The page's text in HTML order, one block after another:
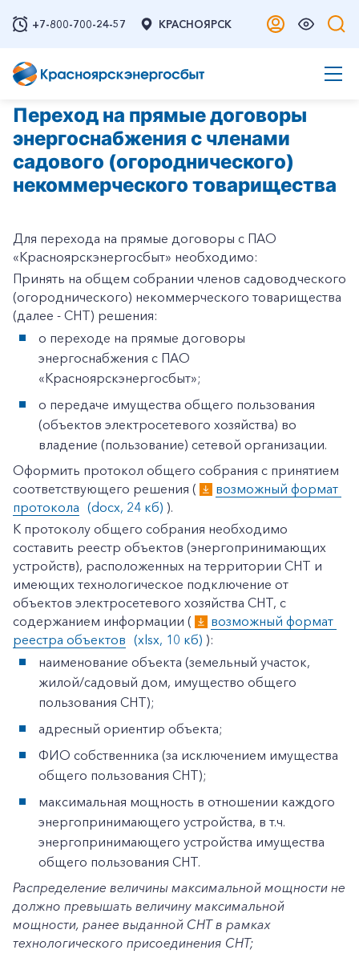
+7-800-700-24-57 КРАСНОЯРСК
Переход на прямые договоры
энергоснабжения с членами
садового (огороднического)
некоммерческого товарищества
Для перехода на прямые договоры с ПАО
«Красноярскэнергосбыт» необходимо:
Принять на общем собрании членов садоводческого
(огороднического) некоммерческого товарищества
(далее - СНТ) решения:
о переходе на прямые договоры
энергоснабжения с ПАО
«Красноярскэнергосбыт»;
о передаче имущества общего пользования
(объектов электросетевого хозяйства) во
владение (пользование) сетевой организации.
Оформить протокол общего собрания с принятием
соответствующего решения (
возможный формат
протокола (docx, 24 кб) ).
К протоколу общего собрания необходимо
составить реестр объектов (энергопринимающих
устройств), расположенных на территории СНТ и
имеющих технологическое подключение от
объектов электросетевого хозяйства СНТ, с
содержанием информации (
возможный формат
реестра объектов (xlsx, 10 кб) ):
наименование объекта (земельный участок,
жилой/садовый дом, имущество общего
пользования СНТ);
адресный ориентир объекта;
ФИО собственника (за исключением имущества
общего пользования СНТ);
максимальная мощность в отношении каждого
энергопринимающего устройства, в т.ч.
энергопринимающего устройства имущества
общего пользования СНТ.
Распределение величины максимальной мощности не
должно превышать величину максимальной
мощности, ранее выданной СНТ в рамках
технологического присоединения СНТ;